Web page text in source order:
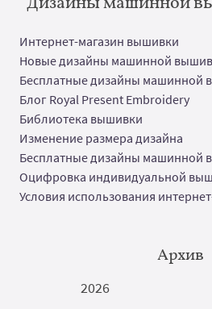
Интернет-магазин вышивки
Новые дизайны машинной
Бесплатные дизайны машинной
Блог Royal Present Embroidery
Библиотека вышивки
Изменение размера дизайна
Бесплатные дизайны машинной
Оцифровка индивидуальной
Условия использования
Архив
2026